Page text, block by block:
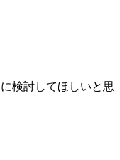
検討してほしいと思